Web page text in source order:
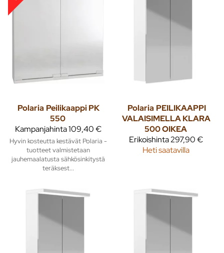
Polaria Peilikaappi PK
550
Kampanjahinta109,40 €
Hyvin kosteutta kestävät Polaria -
tuotteet valmistetaan
jauhemaalatusta sähkösinkitystä
teräksest...
Polaria PEILIKAAPPI
VALAISIMELLA KLARA
500 OIKEA
Erikoishinta297,90 €
Heti saatavilla